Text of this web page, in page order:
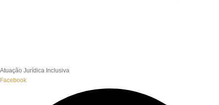
Atuação Jurídica Inclusiva
Facebook